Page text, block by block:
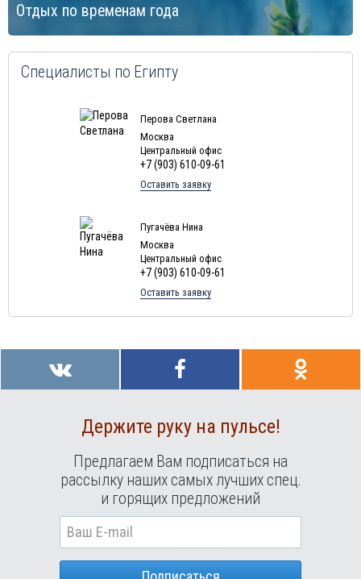
Отдых по временам года
Специалисты по Египту
Перова Светлана
Москва
Центральный офис
+7 (903) 610-09-61
Оставить заявку
Пугачёва Нина
Москва
Центральный офис
+7 (903) 610-09-61
Оставить заявку
Держите руку на пульсе!
Предлагаем Вам подписаться на
рассылку наших самых лучших спец.
и горящих предложений